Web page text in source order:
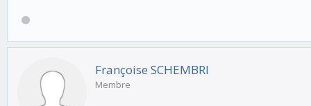
Françoise SCHEMBRI
Membre